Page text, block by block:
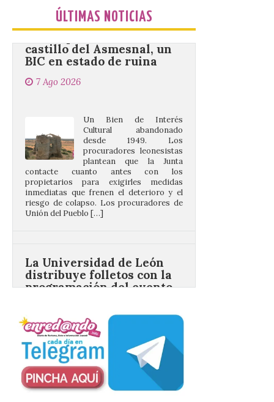
ÚLTIMAS NOTICIAS
actuar para salvar el
castillo del Asmesnal, un
7 Ago 2026
desde 1949. Los
procuradores leonesistas
plantean que la Junta
contacte cuanto antes con los
propietarios para exigirles medidas
inmediatas que frenen el deterioro y el
riesgo de colapso. Los procuradores de
Unión del Pueblo […]
programación del evento
del eclipse solar que
organiza con la ESA y el
7 Ago 2026
Los materiales ya pueden
recogerse gratuitamente
en la Oficina de
Información Turística de